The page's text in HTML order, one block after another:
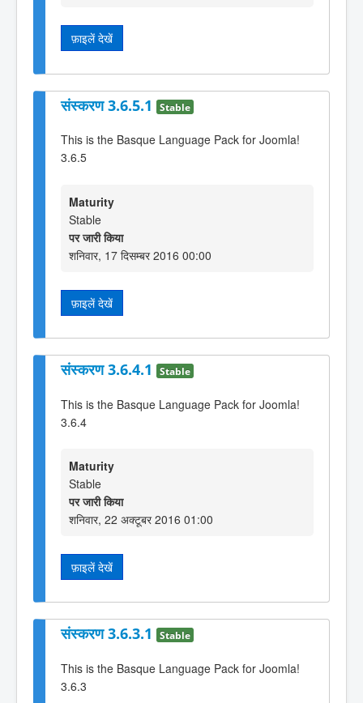
फ़ाइलें देखें
संस्करण 3.6.5.1 Stable
This is the Basque Language Pack for Joomla!
3.6.5
Maturity
Stable
पर जारी किया
शनिवार, 17 दिसम्बर 2016 00:00
फ़ाइलें देखें
संस्करण 3.6.4.1 Stable
This is the Basque Language Pack for Joomla!
3.6.4
Maturity
Stable
पर जारी किया
शनिवार, 22 अक्टूबर 2016 01:00
फ़ाइलें देखें
संस्करण 3.6.3.1 Stable
This is the Basque Language Pack for Joomla!
3.6.3